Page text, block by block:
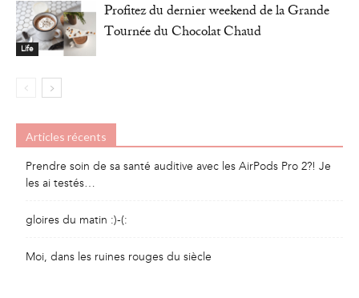
Life
Profitez du dernier weekend de la Grande
Tournée du Chocolat Chaud
Articles récents
Prendre soin de sa santé auditive avec les AirPods Pro 2?! Je
les ai testés…
gloires du matin :)-(:
Moi, dans les ruines rouges du siècle